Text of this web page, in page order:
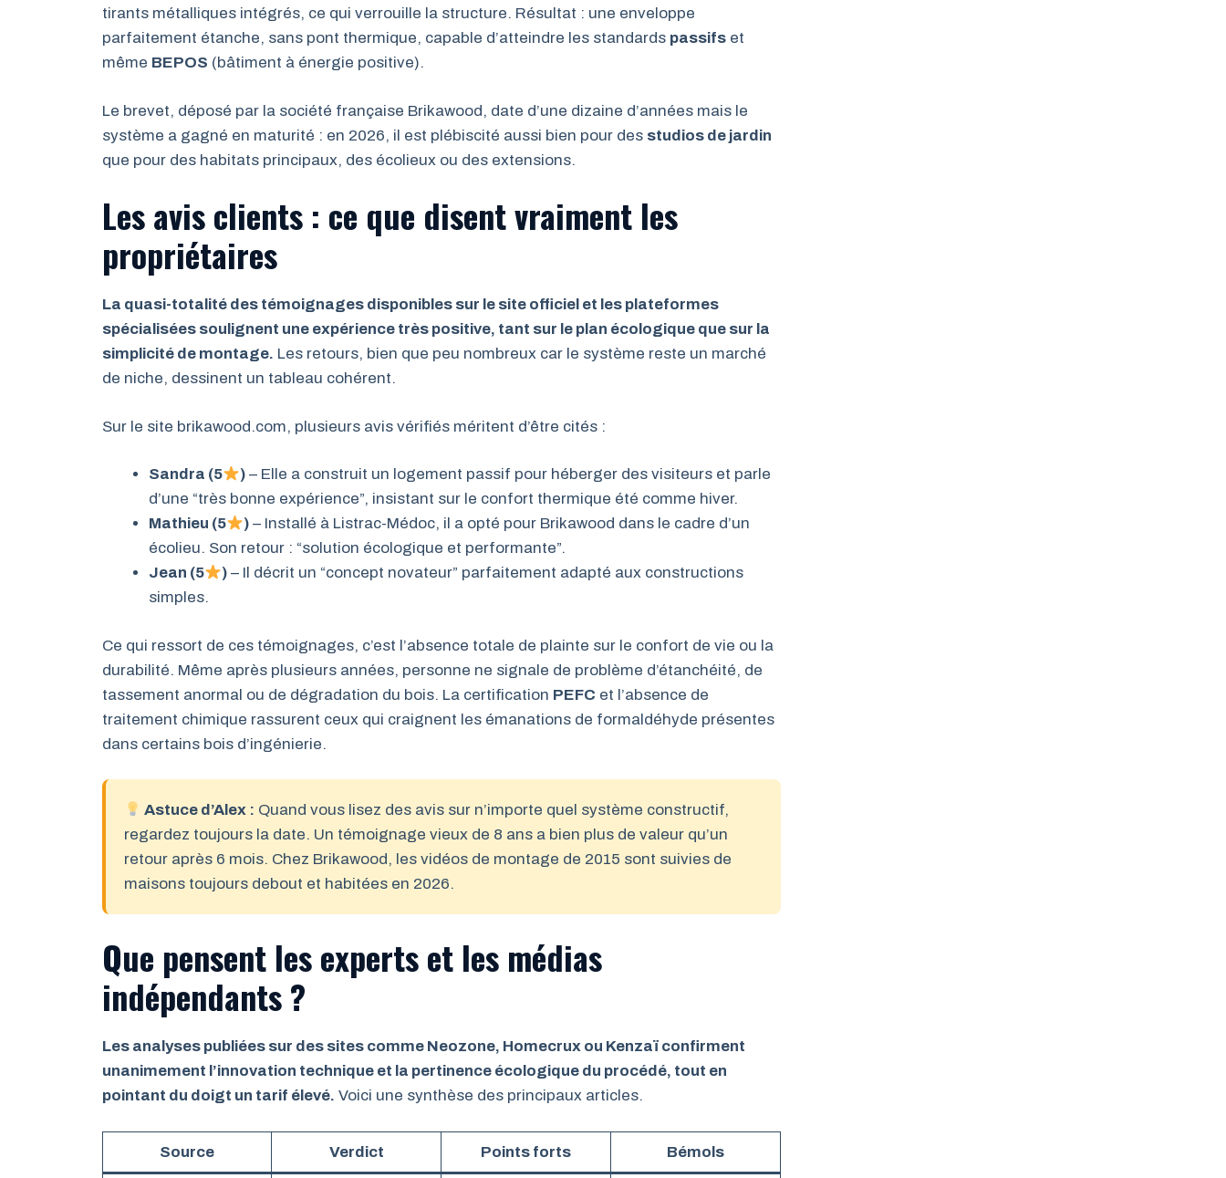
tirants métalliques intégrés, ce qui verrouille la structure. Résultat : une enveloppe
parfaitement étanche, sans pont thermique, capable d’atteindre les standards passifs et
même BEPOS (bâtiment à énergie positive).
Le brevet, déposé par la société française Brikawood, date d’une dizaine d’années mais le
système a gagné en maturité : en 2026, il est plébiscité aussi bien pour des studios de jardin
que pour des habitats principaux, des écolieux ou des extensions.
Les avis clients : ce que disent vraiment les
propriétaires
La quasi-totalité des témoignages disponibles sur le site officiel et les plateformes
spécialisées soulignent une expérience très positive, tant sur le plan écologique que sur la
simplicité de montage. Les retours, bien que peu nombreux car le système reste un marché
de niche, dessinent un tableau cohérent.
Sur le site brikawood.com, plusieurs avis vérifiés méritent d’être cités :
Sandra (5 ) – Elle a construit un logement passif pour héberger des visiteurs et parle
d’une “très bonne expérience”, insistant sur le confort thermique été comme hiver.
Mathieu (5
) – Installé à Listrac-Médoc, il a opté pour Brikawood dans le cadre d’un
écolieu. Son retour : “solution écologique et performante”.
Jean (5
) – Il décrit un “concept novateur” parfaitement adapté aux constructions
simples.
Ce qui ressort de ces témoignages, c’est l’absence totale de plainte sur le confort de vie ou la
durabilité. Même après plusieurs années, personne ne signale de problème d’étanchéité, de
tassement anormal ou de dégradation du bois. La certification PEFC et l’absence de
traitement chimique rassurent ceux qui craignent les émanations de formaldéhyde présentes
dans certains bois d’ingénierie.
Astuce d’Alex : Quand vous lisez des avis sur n’importe quel système constructif,
regardez toujours la date. Un témoignage vieux de 8 ans a bien plus de valeur qu’un
retour après 6 mois. Chez Brikawood, les vidéos de montage de 2015 sont suivies de
maisons toujours debout et habitées en 2026.
Que pensent les experts et les médias
indépendants ?
Les analyses publiées sur des sites comme Neozone, Homecrux ou Kenzaï confirment
unanimement l’innovation technique et la pertinence écologique du procédé, tout en
pointant du doigt un tarif élevé. Voici une synthèse des principaux articles.
Source Verdict Points forts Bémols